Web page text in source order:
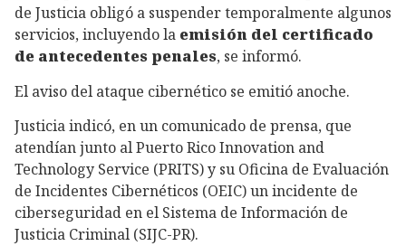
de Justicia obligó a suspender temporalmente algunos
servicios, incluyendo la emisión del certificado
de antecedentes penales, se informó.
El aviso del ataque cibernético se emitió anoche.
Justicia indicó, en un comunicado de prensa, que
atendían junto al Puerto Rico Innovation and
Technology Service (PRITS) y su Oficina de Evaluación
de Incidentes Cibernéticos (OEIC) un incidente de
ciberseguridad en el Sistema de Información de
Justicia Criminal (SIJC-PR).